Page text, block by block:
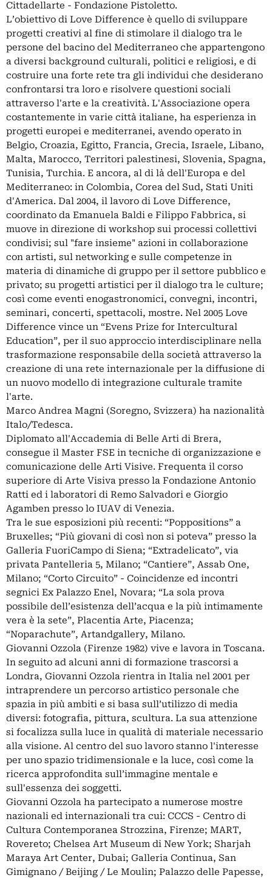
Cittadellarte - Fondazione Pistoletto.
L’obiettivo di Love Difference è quello di sviluppare
progetti creativi al fine di stimolare il dialogo tra le
persone del bacino del Mediterraneo che appartengono
a diversi background culturali, politici e religiosi, e di
costruire una forte rete tra gli individui che desiderano
confrontarsi tra loro e risolvere questioni sociali
attraverso l'arte e la creatività. L'Associazione opera
costantemente in varie città italiane, ha esperienza in
progetti europei e mediterranei, avendo operato in
Belgio, Croazia, Egitto, Francia, Grecia, Israele, Libano,
Malta, Marocco, Territori palestinesi, Slovenia, Spagna,
Tunisia, Turchia. E ancora, al di là dell'Europa e del
Mediterraneo: in Colombia, Corea del Sud, Stati Uniti
d'America. Dal 2004, il lavoro di Love Difference,
coordinato da Emanuela Baldi e Filippo Fabbrica, si
muove in direzione di workshop sui processi collettivi
condivisi; sul "fare insieme" azioni in collaborazione
con artisti, sul networking e sulle competenze in
materia di dinamiche di gruppo per il settore pubblico e
privato; su progetti artistici per il dialogo tra le culture;
così come eventi enogastronomici, convegni, incontri,
seminari, concerti, spettacoli, mostre. Nel 2005 Love
Difference vince un “Evens Prize for Intercultural
Education”, per il suo approccio interdisciplinare nella
trasformazione responsabile della società attraverso la
creazione di una rete internazionale per la diffusione di
un nuovo modello di integrazione culturale tramite
l'arte.
Marco Andrea Magni (Soregno, Svizzera) ha nazionalità
Italo/Tedesca.
Diplomato all'Accademia di Belle Arti di Brera,
consegue il Master FSE in tecniche di organizzazione e
comunicazione delle Arti Visive. Frequenta il corso
superiore di Arte Visiva presso la Fondazione Antonio
Ratti ed i laboratori di Remo Salvadori e Giorgio
Agamben presso lo IUAV di Venezia.
Tra le sue esposizioni più recenti: “Poppositions” a
Bruxelles; “Più giovani di così non si poteva” presso la
Galleria FuoriCampo di Siena; “Extradelicato”, via
privata Pantelleria 5, Milano; “Cantiere”, Assab One,
Milano; “Corto Circuito” - Coincidenze ed incontri
segnici Ex Palazzo Enel, Novara; “La sola prova
possibile dell’esistenza dell’acqua e la più intimamente
vera è la sete”, Placentia Arte, Piacenza;
“Noparachute”, Artandgallery, Milano.
Giovanni Ozzola (Firenze 1982) vive e lavora in Toscana.
In seguito ad alcuni anni di formazione trascorsi a
Londra, Giovanni Ozzola rientra in Italia nel 2001 per
intraprendere un percorso artistico personale che
spazia in più ambiti e si basa sull’utilizzo di media
diversi: fotografia, pittura, scultura. La sua attenzione
si focalizza sulla luce in qualità di materiale necessario
alla visione. Al centro del suo lavoro stanno l'interesse
per uno spazio tridimensionale e la luce, così come la
ricerca approfondita sull’immagine mentale e
sull'essenza dei soggetti.
Giovanni Ozzola ha partecipato a numerose mostre
nazionali ed internazionali tra cui: CCCS - Centro di
Cultura Contemporanea Strozzina, Firenze; MART,
Rovereto; Chelsea Art Museum di New York; Sharjah
Maraya Art Center, Dubai; Galleria Continua, San
Gimignano / Beijing / Le Moulin; Palazzo delle Papesse,